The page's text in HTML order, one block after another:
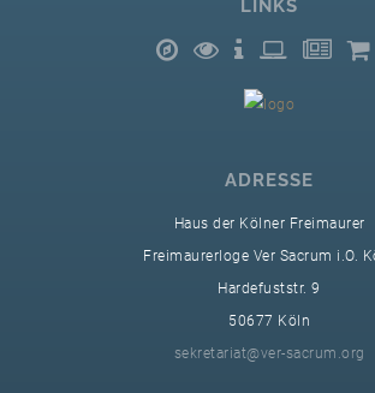
LINKS
ADRESSE
Haus der Kölner Freimaurer
Freimaurerloge Ver Sacrum i.O.
Hardefuststr. 9
50677 Köln
sekretariat@ver-sacrum.org